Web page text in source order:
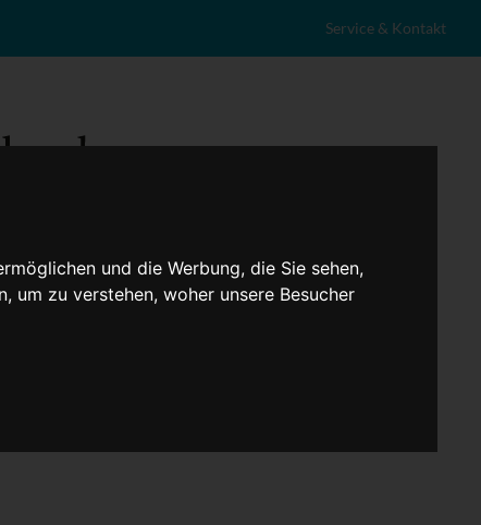
und die Werbung, die Sie sehen,
um zu verstehen, woher unsere Besucher
Service & Kontakt